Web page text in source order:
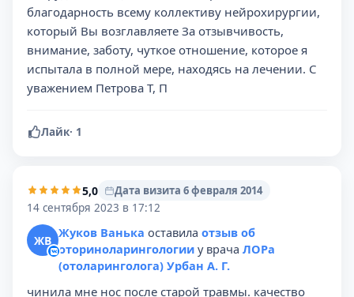
благодарность всему коллективу нейрохирургии,
который Вы возглавляете За отзывчивость,
внимание, заботу, чуткое отношение, которое я
испытала в полной мере, находясь на лечении. С
уважением Петрова Т, П
Лайк· 1
5,0
Дата визита 6 февраля 2014
14 сентября 2023 в 17:12
ЖВ Жуков Ванька оставила отзыв об
оториноларингологии у врача ЛОРа
(отоларинголога) Урбан А. Г.
чинила мне нос после старой травмы. качество